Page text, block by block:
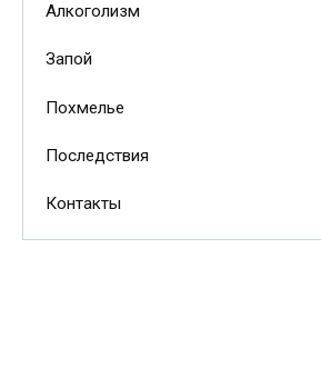
Алкоголизм
Запой
Похмелье
Последствия
Контакты